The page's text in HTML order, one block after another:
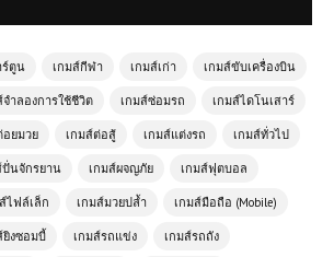
ร์ตูน เกมส์กีฬา เกมส์เก่า เกมส์ขับเครื่องบิน
จำลองการใช้ชีวิต เกมส์ซ่อมรถ เกมส์ไดโนเสาร์
อยมวย เกมส์ต่อสู้ เกมส์แต่งรถ เกมส์ทั่วไป
ปั่นจักรยาน เกมส์ผจญภัย เกมส์ฟุตบอล
ไฟล์เล็ก เกมส์มวยปล้ำ เกมส์มือถือ (Mobile)
ยิงซอมบี้ เกมส์รถแข่ง เกมส์รถถัง
งยอดนิยม
ฟรี Cartoon Strike เกม
นวการ์ตูนที่เล่นฟรีและสนุก